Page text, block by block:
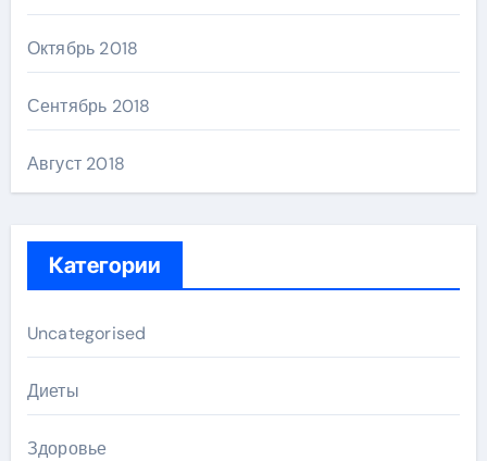
Октябрь 2018
Сентябрь 2018
Август 2018
Категории
Uncategorised
Диеты
Здоровье